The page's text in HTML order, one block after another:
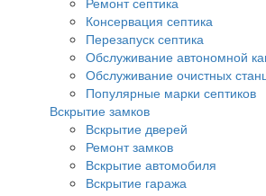
Консервация септика
Перезапуск септика
Обслуживание автономной
Обслуживание очистных
Популярные марки септиков
Вскрытие замков
Вскрытие дверей
Ремонт замков
Вскрытие автомобиля
Вскрытие гаража